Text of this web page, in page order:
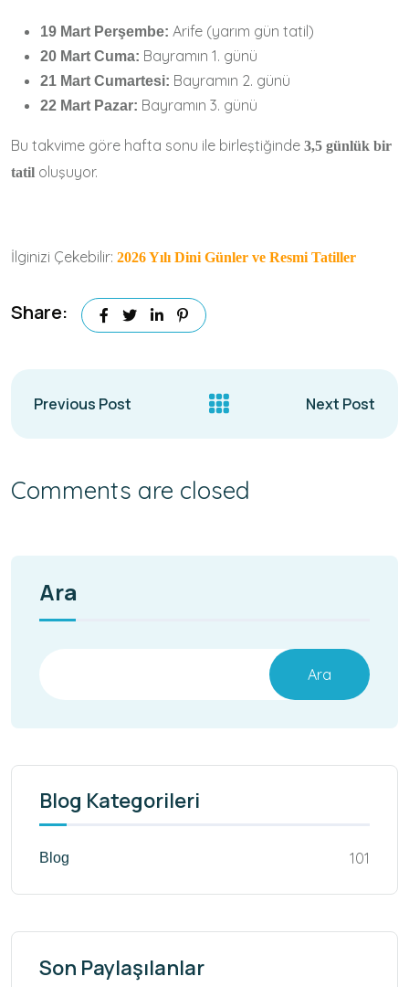
19 Mart Perşembe: Arife (yarım gün tatil)
20 Mart Cuma: Bayramın 1. günü
21 Mart Cumartesi: Bayramın 2. günü
22 Mart Pazar: Bayramın 3. günü
Bu takvime göre hafta sonu ile birleştiğinde 3,5 günlük bir
tatil oluşuyor.
İlginizi Çekebilir: 2026 Yılı Dini Günler ve Resmi Tatiller
Share:
Previous Post Next Post
Comments are closed
Ara
Ara
Blog Kategorileri
Blog 101
Son Paylaşılanlar